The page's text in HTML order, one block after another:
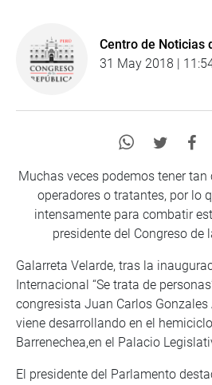
Centro de Noticias
31 May 2018 |
Muchas veces podemos tener
operadores o tratantes, por lo
intensamente para combatir
presidente del Congreso de
Galarreta Velarde, tras la
Internacional “Se trata de
congresista Juan Carlos Gonzales
viene desarrollando en el
Barrenechea,en el Palacio
El presidente del Parlamento